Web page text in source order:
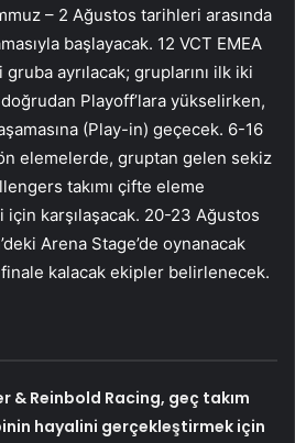
– 2 Ağustos tarihleri arasında
başlayacak. 12 VCT EMEA
gruba ayrılacak; gruplarını ilk iki
Playoff’lara yükselirken,
(Play-in) geçecek. 6-16
elemelerde, gruptan gelen sekiz
takımı çifte eleme
için karşılaşacak. 20-23 Ağustos
Arena Stage’de oynanacak
finale kalacak ekipler belirlenecek.
& Reinbold Racing, geç takım
hayalini gerçekleştirmek için